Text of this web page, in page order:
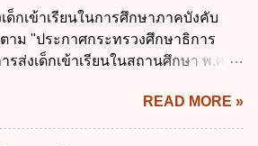
างที่คณะรัฐมนตรีเห็นชอบแล้วไปใช้
บการพิจารณาในเรื่องต่อไปนี้ ยกเว้น
. การจัดเก็บหรือหารายได้ ข. การ
นี้ ยกเว้น ข้อใด ก. ให้มีการใช้ระบบ
ย่างคุ้มค่าและเต็มศักยภาพ ข. พัฒนา
ร้างพื้นฐานด้านดิจิทัลที่จำเป็นให้เป็นไป
ายดิจิทัล ง. เพิ่มประสิทธิภาคในการใช้
ประมาณให้เกิดความคุ้มค่าและเป็นไป
ด็กเข้าเรียนในการศึกษาภาคบังคับ
ตาม "ประกาศกระทรวงศึกษาธิการ
ารส่งเด็กเข้าเรียนในสถานศึกษา พ.ศ.
หลักเกณฑ์และวิธีการปฏิบัติสำหรับผู้ที่
กครองซึ่งมีเด็กที่มีอายุในเกณฑ์การ
READ MORE »